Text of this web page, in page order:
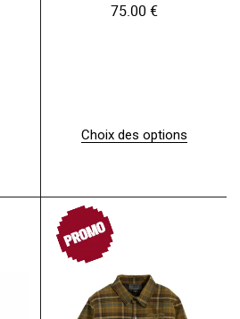
75.00 €
Choix des options
r
t
a
p
PROMO